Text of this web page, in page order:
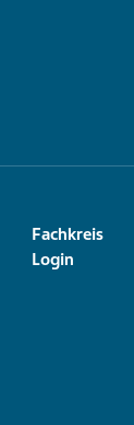
Fachkreis
Login